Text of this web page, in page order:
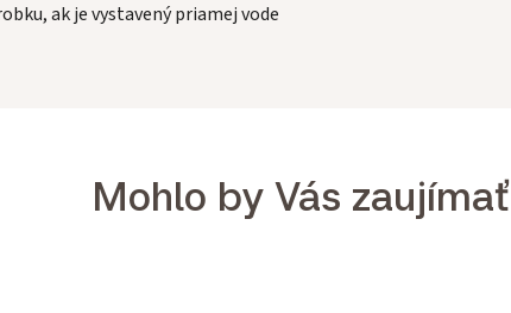
ak je vystavený priamej vode
Mohlo by Vás zaujímať